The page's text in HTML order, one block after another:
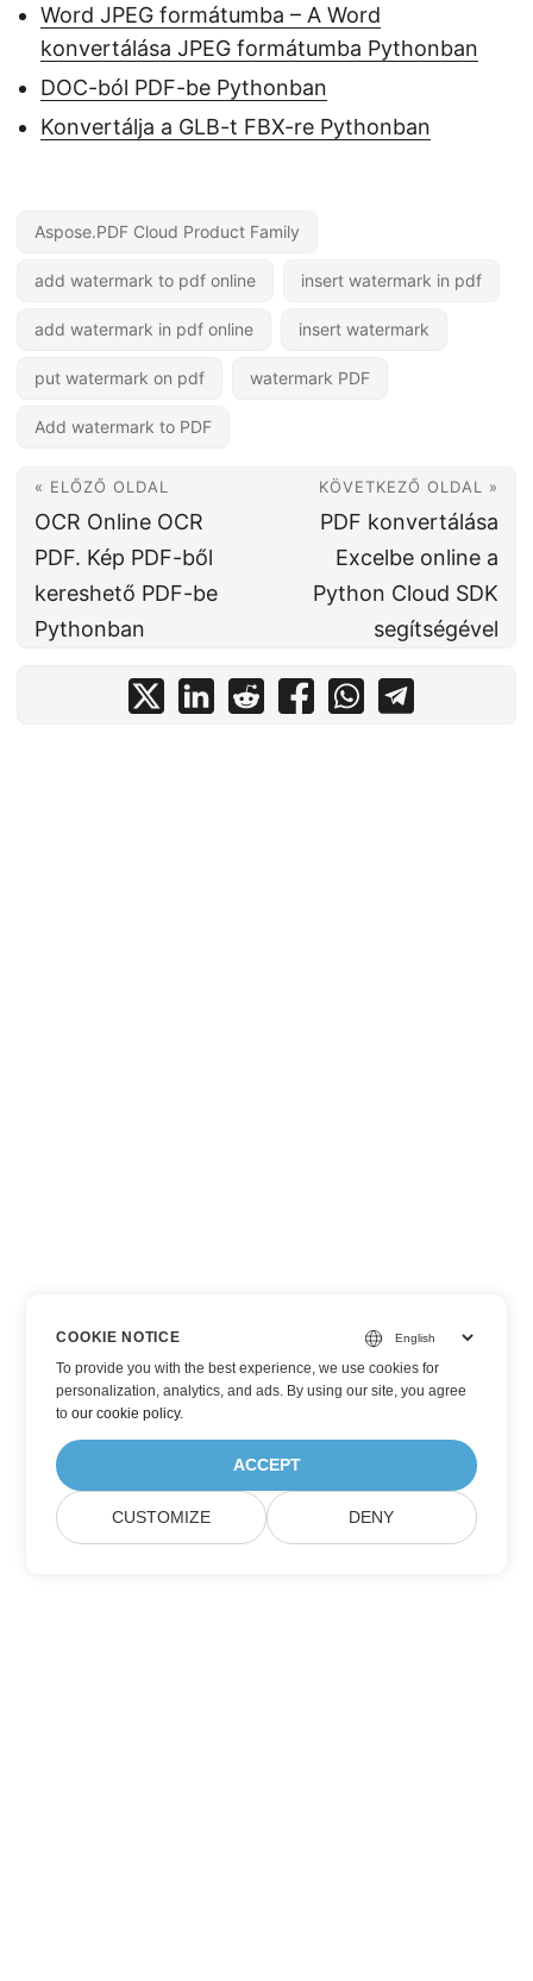
Word JPEG formátumba – A Word
konvertálása JPEG formátumba Pythonban
DOC-ból PDF-be Pythonban
Konvertálja a GLB-t FBX-re Pythonban
Aspose.PDF Cloud Product Family
add watermark to pdf online insert watermark in pdf
add watermark in pdf online insert watermark
put watermark on pdf watermark PDF
Add watermark to PDF
« ELŐZŐ OLDAL
OCR Online OCR
PDF. Kép PDF-ből
kereshető PDF-be
Pythonban
KÖVETKEZŐ OLDAL »
PDF konvertálása
Excelbe online a
Python Cloud SDK
segítségével
COOKIE NOTICE
To provide you with the best experience, we use cookies for
personalization, analytics, and ads. By using our site, you agree
toour cookie policy.
ACCEPT
CUSTOMIZE DENY